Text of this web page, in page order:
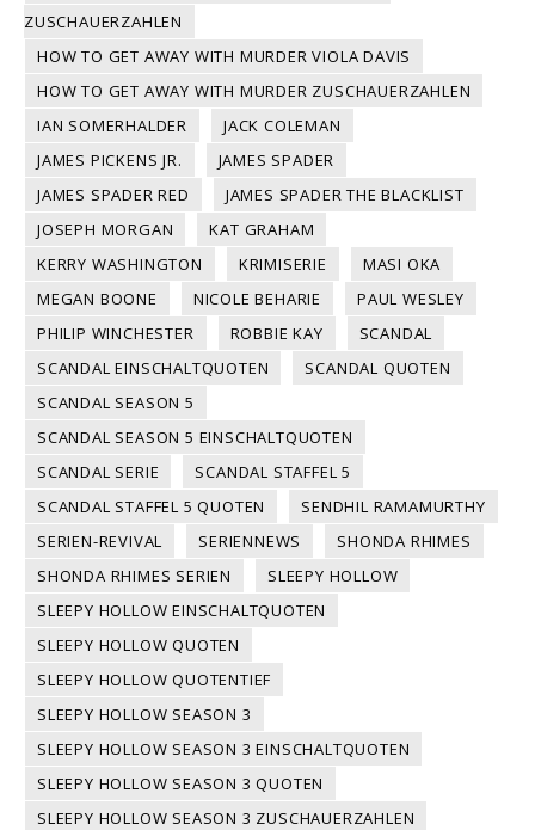
ZUSCHAUERZAHLEN
HOW TO GET AWAY WITH MURDER VIOLA DAVIS
HOW TO GET AWAY WITH MURDER ZUSCHAUERZAHLEN
IAN SOMERHALDER
JACK COLEMAN
JAMES PICKENS JR.
JAMES SPADER
JAMES SPADER RED
JAMES SPADER THE BLACKLIST
JOSEPH MORGAN
KAT GRAHAM
KERRY WASHINGTON
KRIMISERIE
MASI OKA
MEGAN BOONE
NICOLE BEHARIE
PAUL WESLEY
PHILIP WINCHESTER
ROBBIE KAY
SCANDAL
SCANDAL EINSCHALTQUOTEN
SCANDAL QUOTEN
SCANDAL SEASON 5
SCANDAL SEASON 5 EINSCHALTQUOTEN
SCANDAL SERIE
SCANDAL STAFFEL 5
SCANDAL STAFFEL 5 QUOTEN
SENDHIL RAMAMURTHY
SERIEN-REVIVAL
SERIENNEWS
SHONDA RHIMES
SHONDA RHIMES SERIEN
SLEEPY HOLLOW
SLEEPY HOLLOW EINSCHALTQUOTEN
SLEEPY HOLLOW QUOTEN
SLEEPY HOLLOW QUOTENTIEF
SLEEPY HOLLOW SEASON 3
SLEEPY HOLLOW SEASON 3 EINSCHALTQUOTEN
SLEEPY HOLLOW SEASON 3 QUOTEN
SLEEPY HOLLOW SEASON 3 ZUSCHAUERZAHLEN